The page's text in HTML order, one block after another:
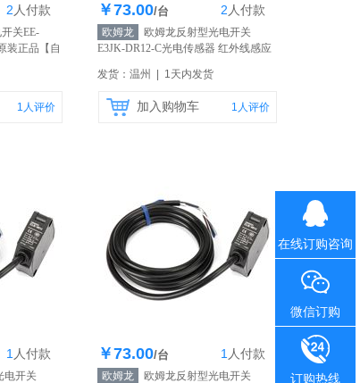
2 人付款
关EE-
装正品 【自
1 人评价
库存200个
￥73.00/台 2 人付款
欧姆龙
欧姆龙反射型光电开关
E3JK-DR12-C光电传感器 红外线感应
发货：温州 | 1天内发货
加入购物车 1 人评价
1 人付款
电开关
库存200个
￥73.00/台 1 人付款
欧姆龙
欧姆龙反射型光电开关
在线订购咨询
微信订购
订购热线